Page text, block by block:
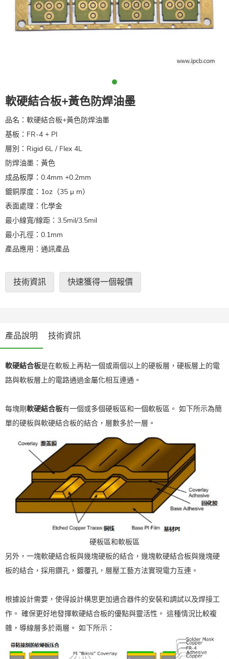
軟硬結合板+黃色防焊油墨
品名：軟硬結合板+黃色防焊油墨
基板：FR-4 + PI
層別：Rigid 6L / Flex 4L
防焊油墨：黃色
成品板厚：0.4mm +0.2mm
鍍銅厚度：1oz（35 μ m）
表面處理：化學金
最小線寬/線距：3.5mil/3.5mil
最小孔徑：0.1mm
產品應用：通訊產品
技術資訊 快速獲得一個報價
產品說明 技術資訊
軟硬結合板是在軟板上再粘一個或兩個以上的硬板層，硬板層上的電
路與軟板層上的電路通過金屬化相互連通。
每塊剛軟硬結合板有一個或多個硬板區和一個軟板區。 如下所示為簡
單的硬板與軟硬結合板的結合，層數多於一層。
硬板區和軟板區
另外，一塊軟硬結合板與幾塊硬板的結合，幾塊軟硬結合板與幾塊硬
板的結合，採用鑽孔，鍍覆孔，層壓工藝方法實現電力互連。
根據設計需要，使得設計構思更加適合器件的安裝和調試以及焊接工
作。 確保更好地發揮軟硬結合板的優點與靈活性。 這種情況比較複
雜，導線層多於兩層。 如下所示：